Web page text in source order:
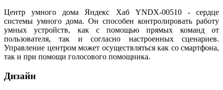
Центр умного дома Яндекс Хаб YNDX-00510 - сердце
системы умного дома. Он способен контролировать работу
умных устройств, как с помощью прямых команд от
пользователя, так и согласно настроенных сценариев.
Управление центром может осуществляться как со смартфона,
так и при помощи голосового помощника.
Дизайн